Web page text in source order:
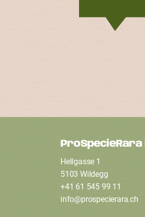
F
o
o
Hellgasse 1
5103 Wildegg
+41 61 545 99 11
info@prospecierara.ch